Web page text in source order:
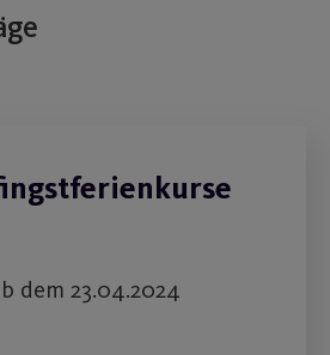
dem 23.04.2024